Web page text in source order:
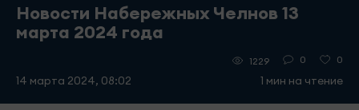
Новости Набережных Челнов 13
марта 2024 года
14 марта 2024, 08:02
1229 0 0
1 мин на чтение